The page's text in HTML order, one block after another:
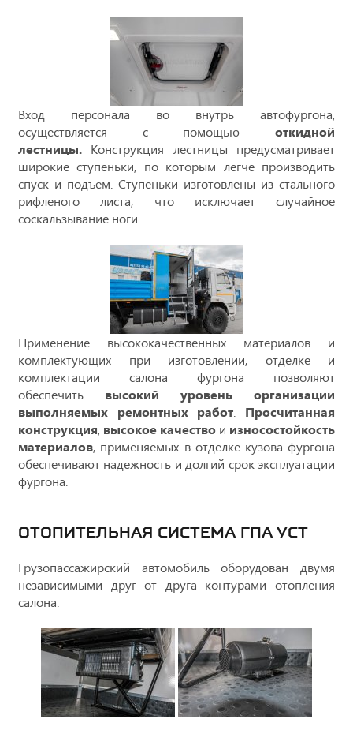
Вход персонала во внутрь автофургона,
осуществляется с помощью откидной
лестницы. Конструкция лестницы предусматривает
широкие ступеньки, по которым легче производить
спуск и подъем. Ступеньки изготовлены из стального
рифленого листа, что исключает случайное
соскальзывание ноги.
Применение высококачественных материалов и
комплектующих при изготовлении, отделке и
комплектации салона фургона позволяют
обеспечить высокий уровень организации
выполняемых ремонтных работ. Просчитанная
конструкция, высокое качество и износостойкость
материалов, применяемых в отделке кузова-фургона
обеспечивают надежность и долгий срок эксплуатации
фургона.
ОТОПИТЕЛЬНАЯ СИСТЕМА ГПА УСТ
Грузопассажирский автомобиль оборудован двумя
независимыми друг от друга контурами отопления
салона.